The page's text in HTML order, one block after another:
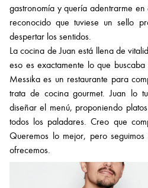
gastronomía y quería adentrarme
reconocido que tuviese un sello
despertar los sentidos.
La cocina de Juan está llena de
eso es exactamente lo que
Messika es un restaurante para
trata de cocina gourmet. Juan lo
diseñar el menú, proponiendo
todos los paladares. Creo que
Queremos lo mejor, pero
ofrecemos.